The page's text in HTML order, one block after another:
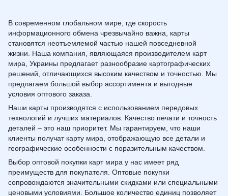
В современном глобальном мире, где скорость
информационного обмена чрезвычайно важна, карты
становятся неотъемлемой частью нашей повседневной
жизни. Наша компания, являющаяся производителем карт
мира, Украины предлагает разнообразие картографических
решений, отличающихся высоким качеством и точностью. Мы
предлагаем большой выбор ассортимента и выгодные
условия оптового заказа.
Наши карты производятся с использованием передовых
технологий и лучших материалов. Качество печати и точность
деталей – это наш приоритет. Мы гарантируем, что наши
клиенты получат карту мира, отображающую все детали и
географические особенности с поразительным качеством.
Выбор оптовой покупки карт мира у нас имеет ряд
преимуществ для покупателя. Оптовые покупки
сопровождаются значительными скидками или специальными
ценовыми условиями. Большое количество единиц позволяет